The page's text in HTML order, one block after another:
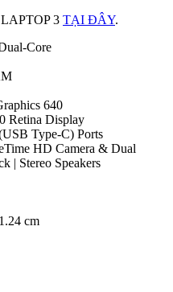
3 TẠI ĐÂY.
Core
640
Retina Display
Type-C) Ports
HD Camera & Dual
| Stereo Speakers
cm